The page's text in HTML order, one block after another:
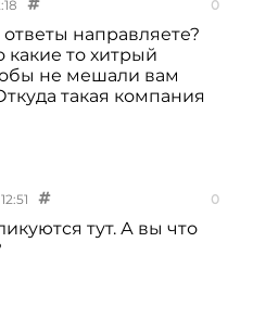
0
направляете?
какие то хитрый
не мешали вам
такая компания
0
тут. А вы что